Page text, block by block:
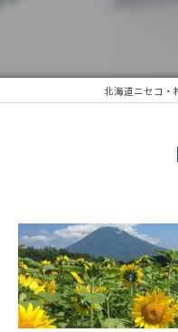
北海道ニセコ・